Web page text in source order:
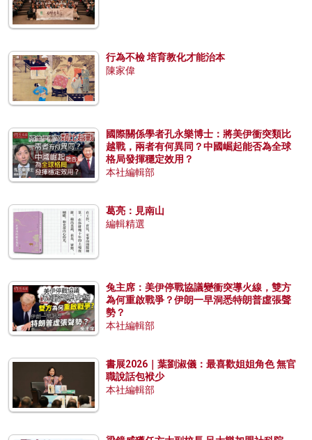
行為不檢 培育教化才能治本
陳家偉
國際關係學者孔永樂博士：將美伊衝突類比
越戰，兩者有何異同？中國崛起能否為全球
格局發揮穩定效用？
本社編輯部
葛亮：見南山
編輯精選
兔主席：美伊停戰協議變衝突導火線，雙方
為何重啟戰爭？伊朗一早洞悉特朗普虛張聲
勢？
本社編輯部
書展2026｜葉劉淑儀：最喜歡姐姐角色 無官
職說話包袱少
本社編輯部